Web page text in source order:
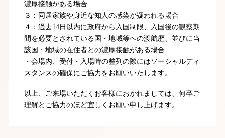
濃厚接触がある場合
３：同居家族や身近な知人の感染が疑われる場合
４：過去14日以内に政府から入国制限、入国後の観察期
間を必要とされている国・地域等への渡航歴、並びに当
該国・地域の在住者との濃厚接触がある場合
・会場内、受付・入場時の整列の際にはソーシャルディ
スタンスの確保にご協力をお願いいたします。
以上、ご来場いただくお客様におかれましては、何卒ご
理解とご協力のほど宜しくお願い申し上げます。